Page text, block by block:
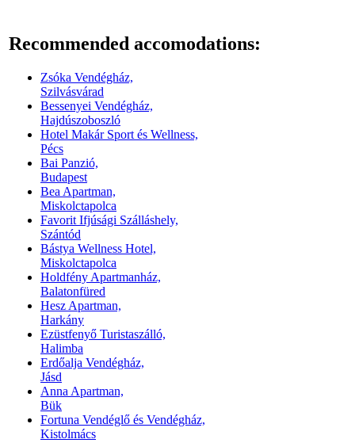
Recommended accomodations:
Zsóka Vendégház,
Szilvásvárad
Bessenyei Vendégház,
Hajdúszoboszló
Hotel Makár Sport és Wellness,
Pécs
Bai Panzió,
Budapest
Bea Apartman,
Miskolctapolca
Favorit Ifjúsági Szálláshely,
Szántód
Bástya Wellness Hotel,
Miskolctapolca
Holdfény Apartmanház,
Balatonfüred
Hesz Apartman,
Harkány
Ezüstfenyő Turistaszálló,
Halimba
Erdőalja Vendégház,
Jásd
Anna Apartman,
Bük
Fortuna Vendéglő és Vendégház,
Kistolmács